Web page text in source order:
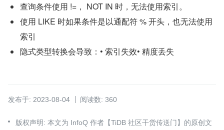
查询条件使用 !=， NOT IN 时，无法使用索引。
使用 LIKE 时如果条件是以通配符 % 开头，也无法使用
索引
隐式类型转换会导致：• 索引失效• 精度丢失
发布于: 2023-08-04 阅读数: 360
版权声明: 本文为 InfoQ 作者【TiDB 社区干货传送门】的原创文